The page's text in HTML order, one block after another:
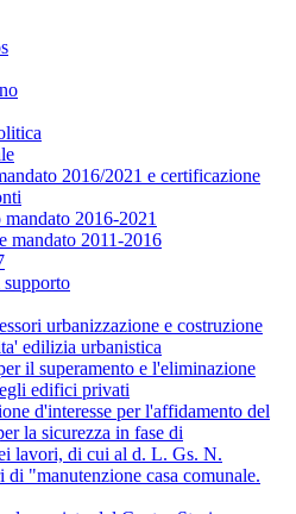
2016/2021 e certificazione
2016-2021
mandato 2011-2016
urbanizzazione e costruzione
edilizia urbanistica
il superamento e l'eliminazione
edifici privati
d'interesse per l'affidamento del
la sicurezza in fase di
lavori, di cui al d. L. Gs. N.
"manutenzione casa comunale.